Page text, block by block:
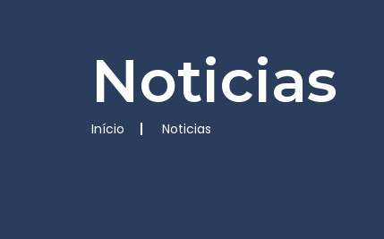
Noticias
Início Noticias